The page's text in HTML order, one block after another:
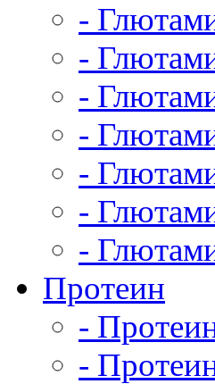
-
-
-
-
-
-
-
Протеин
-
-